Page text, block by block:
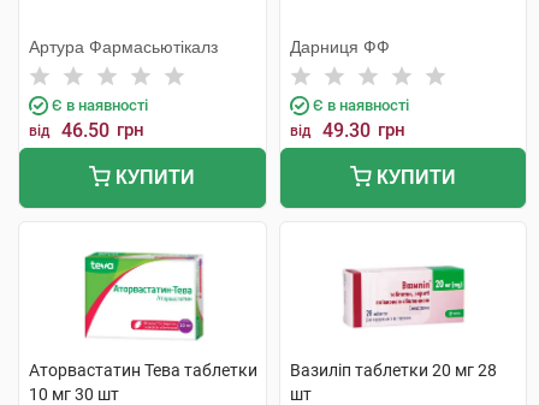
Артура Фармасьютікалз
Є в наявності
від 46.50 грн
КУПИТИ
Дарниця ФФ
Є в наявності
від 49.30 грн
КУПИТИ
Аторвастатин Тева таблетки
10 мг 30 шт
Вазиліп таблетки 20 мг 28
шт